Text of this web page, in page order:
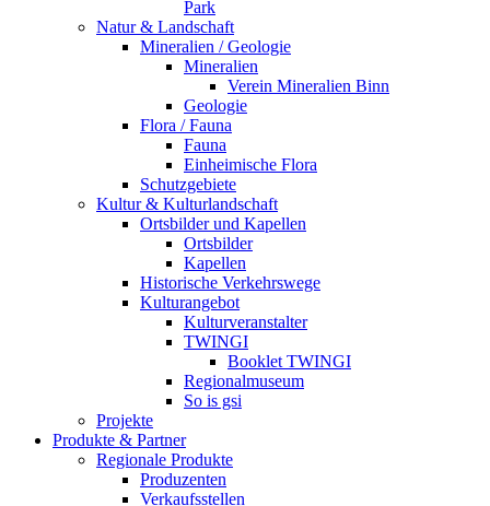
Park
Natur & Landschaft
Mineralien / Geologie
Mineralien
Verein Mineralien Binn
Geologie
Flora / Fauna
Fauna
Einheimische Flora
Schutzgebiete
Kultur & Kulturlandschaft
Ortsbilder und Kapellen
Ortsbilder
Kapellen
Historische Verkehrswege
Kulturangebot
Kulturveranstalter
TWINGI
Booklet TWINGI
Regionalmuseum
So is gsi
Projekte
Produkte & Partner
Regionale Produkte
Produzenten
Verkaufsstellen